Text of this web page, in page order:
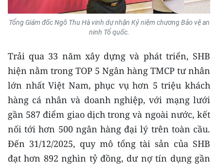
Tổng Giám đốc Ngô Thu Hà vinh dự nhận Kỷ niệm chương Bảo vệ an
ninh Tổ quốc.
Trải qua 33 năm xây dựng và phát triển, SHB
hiện nằm trong TOP 5 Ngân hàng TMCP tư nhân
lớn nhất Việt Nam, phục vụ hơn 5 triệu khách
hàng cá nhân và doanh nghiệp, với mạng lưới
gần 587 điểm giao dịch trong và ngoài nước, kết
nối tới hơn 500 ngân hàng đại lý trên toàn cầu.
Đến 31/12/2025, quy mô tổng tài sản của SHB
đạt hơn 892 nghìn tỷ đồng, dư nợ tín dụng gần